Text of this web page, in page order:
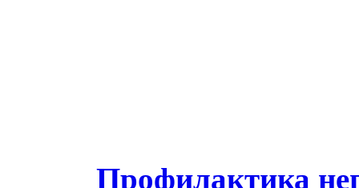
Профилактика